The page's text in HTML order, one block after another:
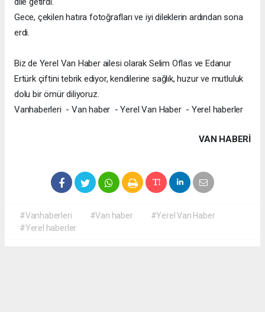
Gece, çekilen hatıra fotoğrafları ve iyi dileklerin ardından sona
erdi.
Biz de Yerel Van Haber ailesi olarak Selim Oflas ve Edanur
Ertürk çiftini tebrik ediyor, kendilerine sağlık, huzur ve mutluluk
dolu bir ömür diliyoruz.
Vanhaberleri - Van haber - Yerel Van Haber - Yerel haberler
VAN HABERİ
#Vanhaberleri #Van haber
#Yerel Van Haber
#Yerel haberler